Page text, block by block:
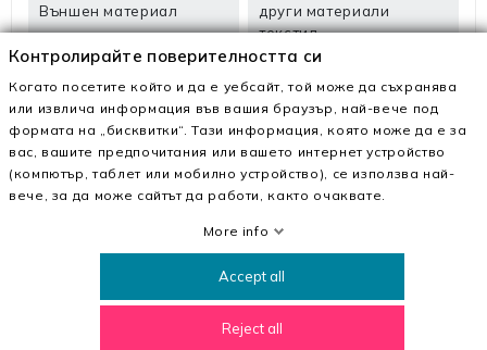
Външен материал
други материали
текстил
Материалът на
Височина на петата 12 см
платформата
3 см
Тип пета дебел ток
Контролирайте поверителността си
Когато посетите който и да е уебсайт, той може да съхранява
или извлича информация във вашия браузър, най-вече под
формата на „бисквитки“. Тази информация, която може да е за
вас, вашите предпочитания или вашето интернет устройство
(компютър, таблет или мобилно устройство), се използва най-
вече, за да може сайтът да работи, както очаквате.
More info
Accept all
Reject all